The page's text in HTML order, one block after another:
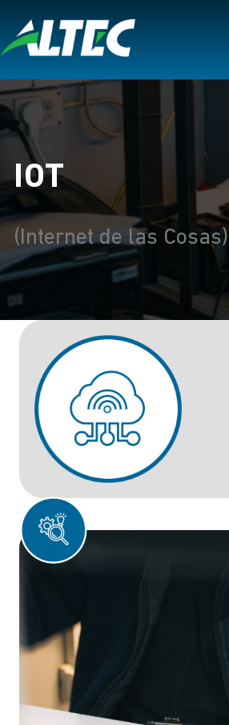
IOT
(Internet de las Cosas)